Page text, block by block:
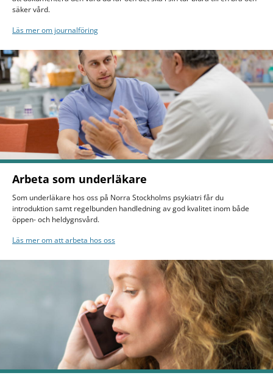
säker vård.
Läs mer om journalföring
Arbeta som underläkare
Som underläkare hos oss på Norra Stockholms psykiatri får du
introduktion samt regelbunden handledning av god kvalitet inom både
öppen- och heldygnsvård.
Läs mer om att arbeta hos oss